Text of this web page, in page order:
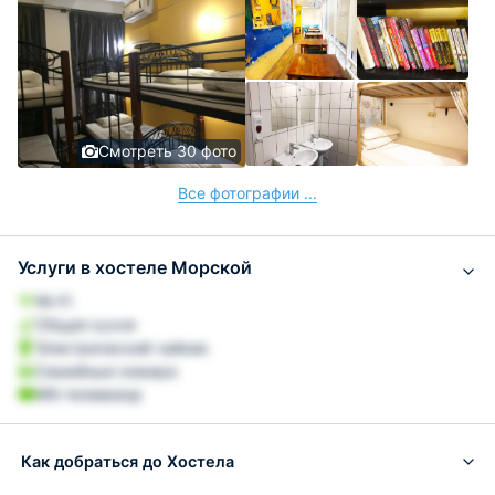
Смотреть 30 фото
Все фотографии ...
Услуги в хостеле Морской
Wi-Fi
Общая кухня
Электрический чайник
Семейные номера
ЖК-телевизор
Как добраться до Хостела